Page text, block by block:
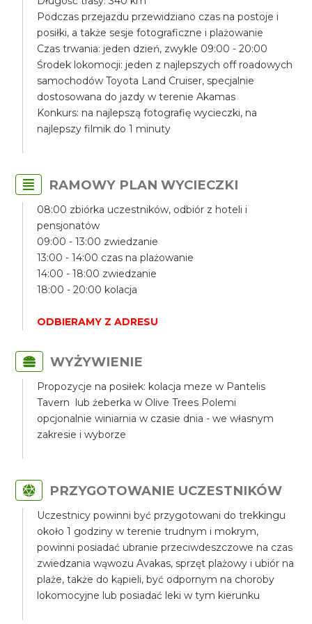
Podczas przejazdu przewidziano czas na postoje i
posiłki, a także sesje fotograficzne i plażowanie
Czas trwania: jeden dzień, zwykle 09:00 - 20:00
Środek lokomocji: jeden z najlepszych off roadowych
samochodów Toyota Land Cruiser, specjalnie
dostosowana do jazdy w terenie Akamas
Konkurs: na najlepszą fotografię wycieczki, na
najlepszy filmik do 1 minuty
RAMOWY PLAN WYCIECZKI
08:00 zbiórka uczestników, odbiór z hoteli i
pensjonatów
09:00 - 13:00 zwiedzanie
13:00 - 14:00 czas na plażowanie
14:00 - 18:00 zwiedzanie
18:00 - 20:00 kolacja
ODBIERAMY Z ADRESU
WYŻYWIENIE
Propozycje na posiłek: kolacja meze w Pantelis
Tavern lub żeberka w Olive Trees Polemi
opcjonalnie winiarnia w czasie dnia - we własnym
zakresie i wyborze
PRZYGOTOWANIE UCZESTNIKÓW
Uczestnicy powinni być przygotowani do trekkingu
około 1 godziny w terenie trudnym i mokrym,
powinni posiadać ubranie przeciwdeszczowe na czas
zwiedzania wąwozu Avakas, sprzęt plażowy i ubiór na
plaże, także do kąpieli, być odpornym na choroby
lokomocyjne lub posiadać leki w tym kierunku